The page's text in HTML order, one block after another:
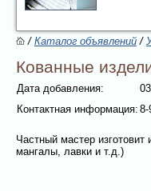
/Каталог объявлений/
Кованные
Дата добавления:
Контактная информация:8-
Частный мастер
мангалы, лавки и т.д.)